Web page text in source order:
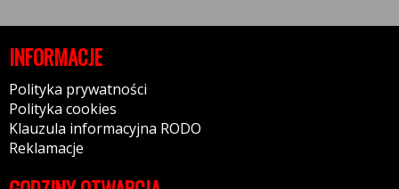
INFORMACJE
Polityka prywatności
Polityka cookies
Klauzula informacyjna RODO
Reklamacje